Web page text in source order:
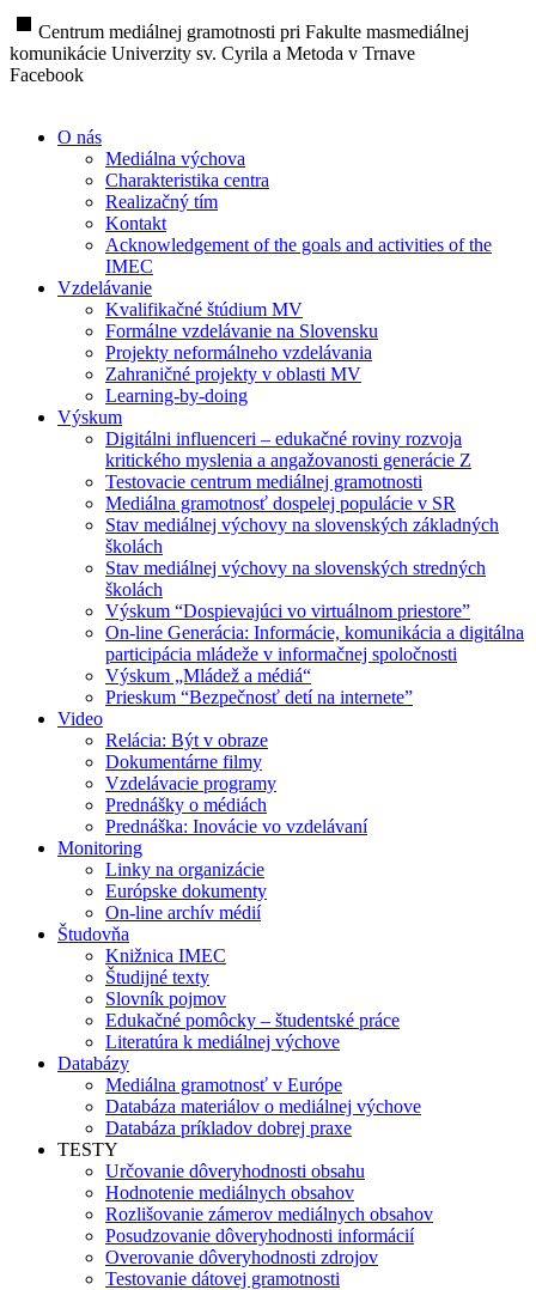
stop Centrum mediálnej gramotnosti pri Fakulte masmediálnej
komunikácie Univerzity sv. Cyrila a Metoda v Trnave
Facebook
O nás
Mediálna výchova
Charakteristika centra
Realizačný tím
Kontakt
Acknowledgement of the goals and activities of the
IMEC
Vzdelávanie
Kvalifikačné štúdium MV
Formálne vzdelávanie na Slovensku
Projekty neformálneho vzdelávania
Zahraničné projekty v oblasti MV
Learning-by-doing
Výskum
Digitálni influenceri – edukačné roviny rozvoja
kritického myslenia a angažovanosti generácie Z
Testovacie centrum mediálnej gramotnosti
Mediálna gramotnosť dospelej populácie v SR
Stav mediálnej výchovy na slovenských základných
školách
Stav mediálnej výchovy na slovenských stredných
školách
Výskum “Dospievajúci vo virtuálnom priestore”
On-line Generácia: Informácie, komunikácia a digitálna
participácia mládeže v informačnej spoločnosti
Výskum „Mládež a médiá“
Prieskum “Bezpečnosť detí na internete”
Video
Relácia: Být v obraze
Dokumentárne filmy
Vzdelávacie programy
Prednášky o médiách
Prednáška: Inovácie vo vzdelávaní
Monitoring
Linky na organizácie
Európske dokumenty
On-line archív médií
Študovňa
Knižnica IMEC
Študijné texty
Slovník pojmov
Edukačné pomôcky – študentské práce
Literatúra k mediálnej výchove
Databázy
Mediálna gramotnosť v Európe
Databáza materiálov o mediálnej výchove
Databáza príkladov dobrej praxe
TESTY
Určovanie dôveryhodnosti obsahu
Hodnotenie mediálnych obsahov
Rozlišovanie zámerov mediálnych obsahov
Posudzovanie dôveryhodnosti informácií
Overovanie dôveryhodnosti zdrojov
Testovanie dátovej gramotnosti